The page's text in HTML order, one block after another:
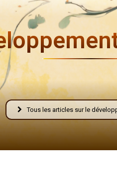
Tous les articles sur le